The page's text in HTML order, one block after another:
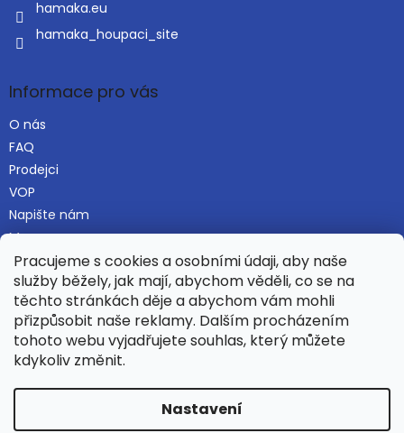
Pracujeme s cookies a osobními údaji, aby naše
služby běžely, jak mají, abychom věděli, co se na
těchto stránkách děje a abychom vám mohli
přizpůsobit naše reklamy. Dalším procházením
tohoto webu vyjadřujete souhlas, který můžete
kdykoliv změnit.
Nastavení
hamaka.eu
hamaka_houpaci_site
Informace pro vás
O nás
FAQ
Prodejci
VOP
Napište nám
Mapa serveru
Najdete nás i na Alza.cz